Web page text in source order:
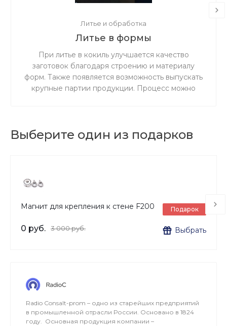
Литье и обработка
Литье в формы
При литье в кокиль улучшается качество
заготовок благодаря строению и материалу
форм. Также появляется возможность выпускать
крупные партии продукции. Процесс можно
Выберите один из подарков
Магнит для крепления к стене F200
0 руб. 3 000 руб.
Подарок
Выбрать
Radio Consalt-prom – одно из старейших предприятий
в промышленной отрасли России. Основано в 1824
году. Основная продукция компании –